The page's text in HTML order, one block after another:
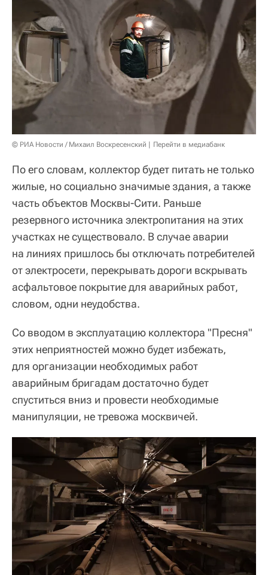
© РИА Новости / Михаил Воскресенский Перейти в медиабанк
По его словам, коллектор будет питать не только
жилые, но социально значимые здания, а также
часть объектов Москвы-Сити. Раньше
резервного источника электропитания на этих
участках не существовало. В случае аварии
на линиях пришлось бы отключать потребителей
от электросети, перекрывать дороги вскрывать
асфальтовое покрытие для аварийных работ,
словом, одни неудобства.
Со вводом в эксплуатацию коллектора "Пресня"
этих неприятностей можно будет избежать,
для организации необходимых работ
аварийным бригадам достаточно будет
спуститься вниз и провести необходимые
манипуляции, не тревожа москвичей.